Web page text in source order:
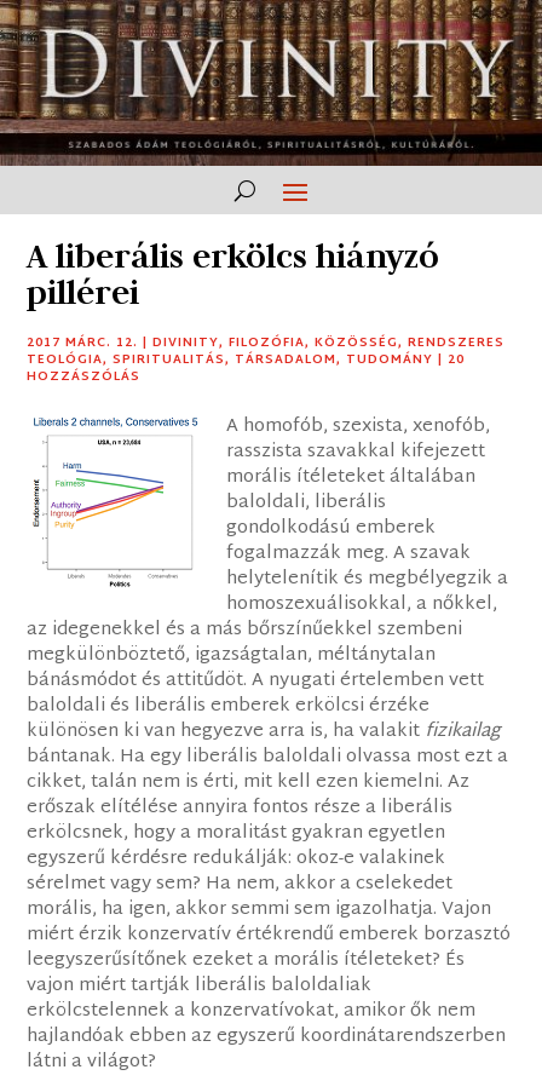
A liberális erkölcs hiányzó
pillérei
2017 MÁRC. 12. |DIVINITY,FILOZÓFIA,KÖZÖSSÉG,RENDSZERES
TEOLÓGIA,SPIRITUALITÁS, TÁRSADALOM, TUDOMÁNY | 20
HOZZÁSZÓLÁS
A homofób, szexista, xenofób,
rasszista szavakkal kifejezett
morális ítéleteket általában
baloldali, liberális
gondolkodású emberek
fogalmazzák meg. A szavak
helytelenítik és megbélyegzik a
homoszexuálisokkal, a nőkkel,
az idegenekkel és a más bőrszínűekkel szembeni
megkülönböztető, igazságtalan, méltánytalan
bánásmódot és attitűdöt. A nyugati értelemben vett
baloldali és liberális emberek erkölcsi érzéke
különösen ki van hegyezve arra is, ha valakit fizikailag
bántanak. Ha egy liberális baloldali olvassa most ezt a
cikket, talán nem is érti, mit kell ezen kiemelni. Az
erőszak elítélése annyira fontos része a liberális
erkölcsnek, hogy a moralitást gyakran egyetlen
egyszerű kérdésre redukálják: okoz-e valakinek
sérelmet vagy sem? Ha nem, akkor a cselekedet
morális, ha igen, akkor semmi sem igazolhatja. Vajon
miért érzik konzervatív értékrendű emberek borzasztó
leegyszerűsítőnek ezeket a morális ítéleteket? És
vajon miért tartják liberális baloldaliak
erkölcstelennek a konzervatívokat, amikor ők nem
hajlandóak ebben az egyszerű koordinátarendszerben
látni a világot?